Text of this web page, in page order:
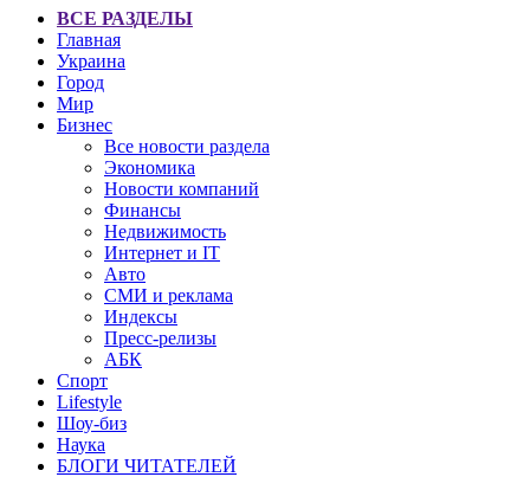
ВСЕ РАЗДЕЛЫ
Главная
Украина
Город
Мир
Бизнес
Все новости раздела
Экономика
Новости компаний
Финансы
Недвижимость
Интернет и IT
Авто
СМИ и реклама
Индексы
Пресс-релизы
АБК
Спорт
Lifestyle
Шоу-биз
Наука
БЛОГИ ЧИТАТЕЛЕЙ